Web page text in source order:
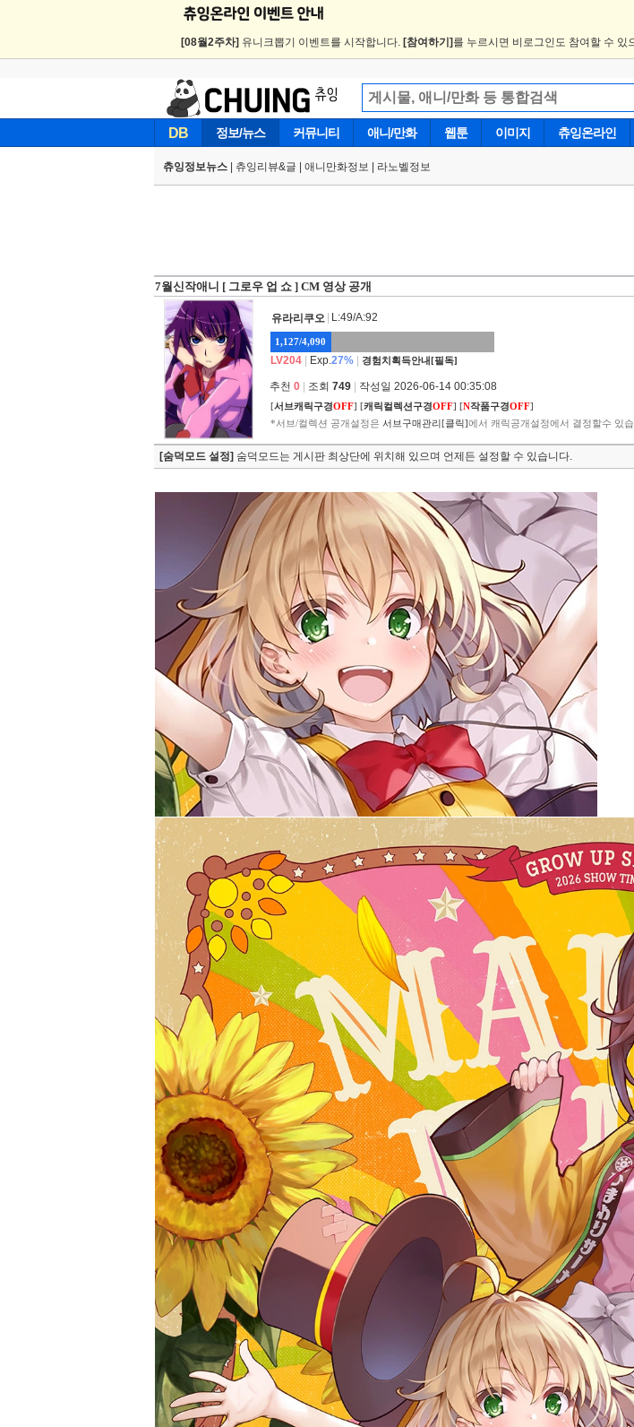
[08월2주차] 유니크뽑기 이벤트를 시작합니다. [참여하기] 를 누르시면 비로그인도 참여할 수 있
DB 정보/뉴스 커뮤니티 애니/만화 웹툰 이미지 츄잉온라인
츄잉정보뉴스 츄잉리뷰&글 애니만화정보 라노벨정보
7월신작애니 [ 그로우 업 쇼 ] CM 영상 공개
유라리쿠오 L:49/A:92
1,127/4,090
LV204 Exp.27% 경험치획득안내[필독]
추천 0 조회 749 작성일 2026-06-14 00:35:08
[서브캐릭구경OFF] [캐릭컬렉션구경OFF] [N작품구경OFF]
*서브/컬렉션 공개설정은 서브구매관리[클릭]에서 캐릭공개설정에서 결정할수 있습
[숨덕모드 설정] 숨덕모드는 게시판 최상단에 위치해 있으며 언제든 설정할 수 있습니다.